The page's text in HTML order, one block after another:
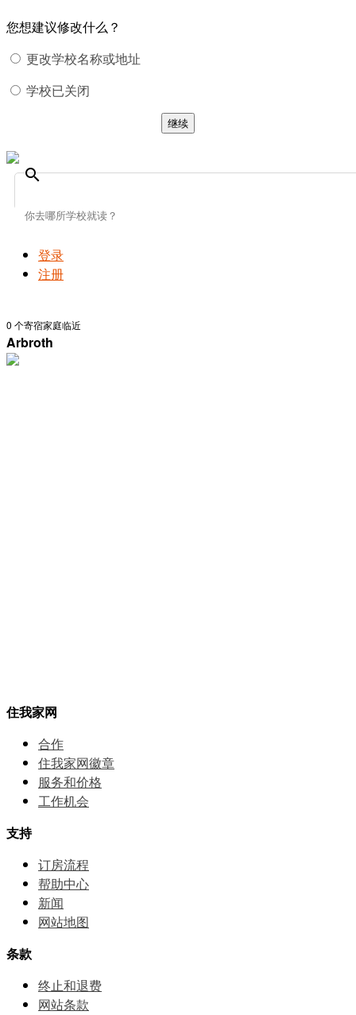
您想建议修改什么？
更改学校名称或地址
学校已关闭
继续
search
登录
注册
0 个寄宿家庭临近
Arbroth
住我家网
合作
住我家网徽章
服务和价格
⼯作机会
支持
订房流程
帮助中⼼
新闻
网站地图
条款
终止和退费
网站条款